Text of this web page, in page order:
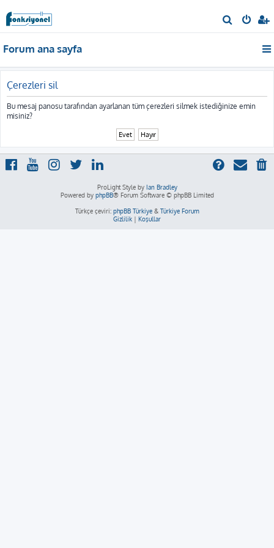
r
Forum ana sayfa
Çerezleri sil
Bu mesaj panosu tarafından ayarlanan tüm çerezleri silmek istediğinize emin
misiniz?
ProLight Style by Ian Bradley
Powered by phpBB® Forum Software © phpBB Limited
Türkçe çeviri: phpBB Türkiye& Türkiye Forum
Gizlilik | Koşullar